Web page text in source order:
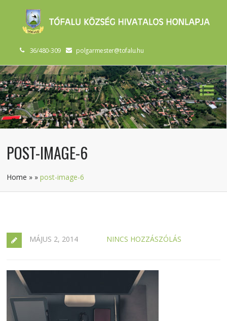
36/480-309 polgarmester@tofalu.hu
POST-IMAGE-6
Home » »post-image-6
MÁJUS 2, 2014 NINCS HOZZÁSZÓLÁS